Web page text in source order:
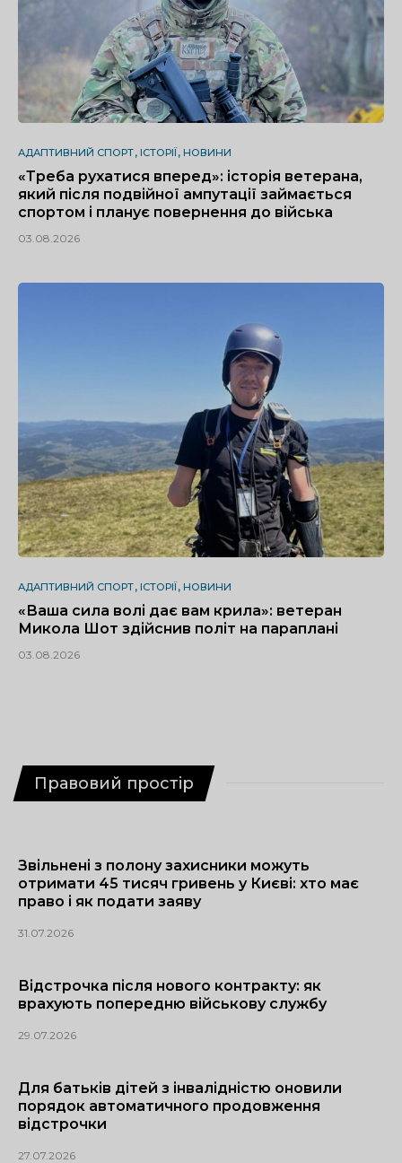
АДАПТИВНИЙ СПОРТ ІСТОРІЇ НОВИНИ
«Треба рухатися вперед»: історія ветерана,
який після подвійної ампутації займається
спортом і планує повернення до війська
03.08.2026
АДАПТИВНИЙ СПОРТ ІСТОРІЇ НОВИНИ
«Ваша сила волі дає вам крила»: ветеран
Микола Шот здійснив політ на параплані
03.08.2026
Правовий простір
Звільнені з полону захисники можуть
отримати 45 тисяч гривень у Києві: хто має
право і як подати заяву
31.07.2026
Відстрочка після нового контракту: як
врахують попередню військову службу
29.07.2026
Для батьків дітей з інвалідністю оновили
порядок автоматичного продовження
відстрочки
27.07.2026